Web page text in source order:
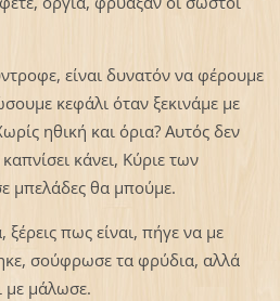
είναι δυνατόν να φέρουμε
κεφάλι όταν ξεκινάμε με
ηθική και όρια? Αυτός δεν
κάνει, Κύριε των
μπελάδες θα μπούμε.
ξέρεις πως είναι, πήγε να με
σούφρωσε τα φρύδια, αλλά
με μάλωσε.